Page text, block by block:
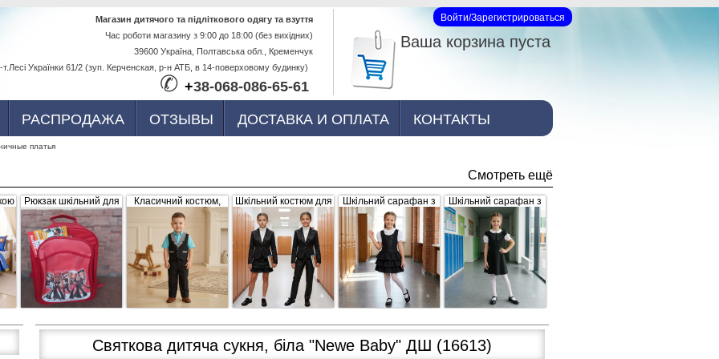
Перейти к
основному
содержанию
РАСПРОДАЖА ОТЗЫВЫ ДОСТАВКА И ОПЛАТА КОНТАКТЫ
Вход на сайт
Войти/Зарегистрироваться
Ваша корзина пуста
Магазин дитячого та підліткового одягу та взуття
Час роботи магазину з 9:00 до 18:00 (без вихідних)
39600 Україна, Полтавська обл., Кременчук
т.Лесі Українки 61/2 (зуп. Керченская, р-н АТБ, в 14-поверховому будинку)
✆ +38-068-086-65-61
платья
Смотреть ещё
Рюкзак шкільний для
дівчинки "Братс",
червоний, плащівка
056656
Класичний костюм,
чорний з сіро-білими
вставками (жилетка +
штани)
Шкільний костюм для
дівчинки, трійка
Шкільний сарафан з
рюшами, чорний
Шкільний сарафан з
брошкою, чорний
Святкова дитяча сукня, біла "Newe Baby" ДШ (16613)